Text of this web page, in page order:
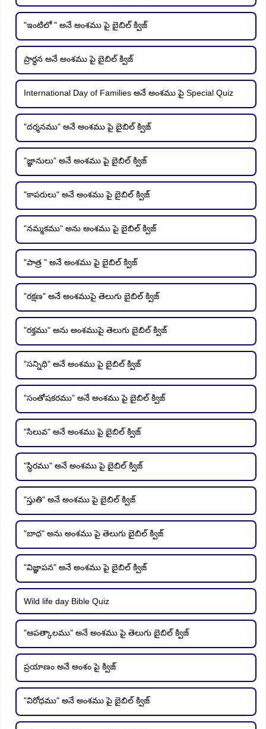
"ఇంటిలో " అనే అంశము పై బైబిల్ క్విజ్
ప్రార్ధన అనే అంశము పై బైబిల్ క్విజ్
International Day of Families అనే అంశము పై Special Quiz
"దర్శనము" అనే అంశము పై బైబిల్ క్విజ్
"జ్ఞానులు" అనే అంశము పై బైబిల్ క్విజ్
"కాపరులు" అనే అంశము పై బైబిల్ క్విజ్
"నమ్మకము" అను అంశము పై బైబిల్ క్విజ్
"పాత్ర " అనే అంశము పై బైబిల్ క్విజ్
"రక్షణ" అనే అంశముపై తెలుగు బైబిల్ క్విజ్
"రక్తము" అను అంశముపై తెలుగు బైబిల్ క్విజ్
"సన్నిధి" అనే అంశము పై బైబిల్ క్విజ్
"సంతోషకరము" అనే అంశము పై బైబిల్ క్విజ్
"సిలువ" అనే అంశము పై బైబిల్ క్విజ్
"స్థిరము" అనే అంశము పై బైబిల్ క్విజ్
"స్తుతి" అనే అంశము పై బైబిల్ క్విజ్
"బాధ" అను అంశము పై తెలుగు బైబిల్ క్విజ్
"విజ్ఞాపన" అనే అంశము పై బైబిల్ క్విజ్
Wild life day Bible Quiz
"ఆపత్కాలము" అనే అంశము పై తెలుగు బైబిల్ క్విజ్
ప్రయాణం అనే అంశం పై క్విజ్
"విరోధము" అనే అంశము పై బైబిల్ క్విజ్